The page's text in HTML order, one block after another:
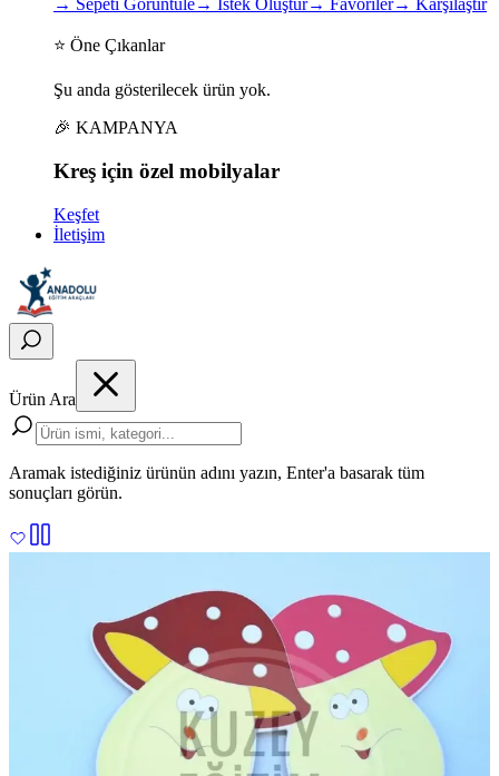
→ Sepeti Görüntüle→ İstek Oluştur→ Favoriler→ Karşılaştır
⭐ Öne Çıkanlar
Şu anda gösterilecek ürün yok.
🎉 KAMPANYA
Kreş için özel mobilyalar
Keşfet
İletişim
Ürün Ara
Aramak istediğiniz ürünün adını yazın, Enter'a basarak tüm
sonuçları görün.